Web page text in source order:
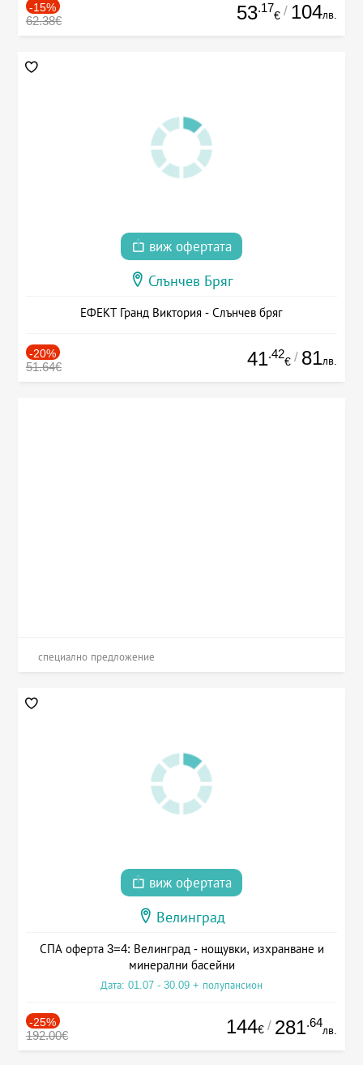
-15%
62.38€ 53.17
€ / 104лв.
виж офертата
Слънчев Бряг
ЕФЕКТ Гранд Виктория - Слънчев бряг
-20%
51.64€ 41.42
€ / 81лв.
специално предложение
виж офертата
Велинград
СПА оферта 3=4: Велинград - нощувки, изхранване и
минерални басейни
Дата: 01.07 - 30.09 + полупансион
-25%
192.00€ 144€ / 281.64
лв.